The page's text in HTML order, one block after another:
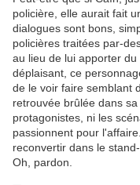
policière, elle aurait fait
dialogues sont bons,
policières traitées par-
au lieu de lui apporter
déplaisant, ce
de le voir faire semblant
retrouvée brûlée dans
protagonistes, ni les
passionnent pour
reconvertir dans le stand-
Oh, pardon.